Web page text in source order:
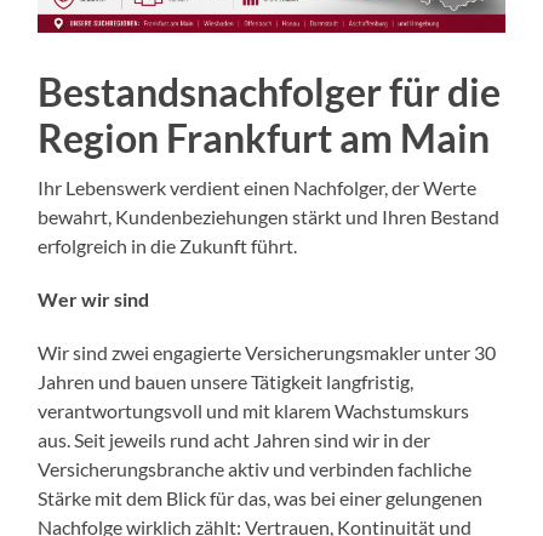
Bestandsnachfolger für die
Region Frankfurt am Main
Ihr Lebenswerk verdient einen Nachfolger, der Werte
bewahrt, Kundenbeziehungen stärkt und Ihren Bestand
erfolgreich in die Zukunft führt.
Wer wir sind
Wir sind zwei engagierte Versicherungsmakler unter 30
Jahren und bauen unsere Tätigkeit langfristig,
verantwortungsvoll und mit klarem Wachstumskurs
aus. Seit jeweils rund acht Jahren sind wir in der
Versicherungsbranche aktiv und verbinden fachliche
Stärke mit dem Blick für das, was bei einer gelungenen
Nachfolge wirklich zählt: Vertrauen, Kontinuität und